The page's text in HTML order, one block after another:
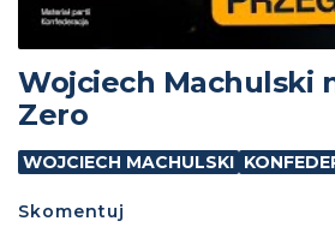
Wojciech Machulski
Zero
WOJCIECH MACHULSKI
Skomentuj